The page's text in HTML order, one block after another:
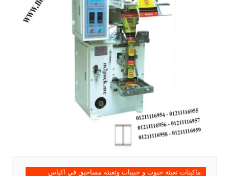
ماكينات تعبئة حبوب و حبيبات وتعبئة مساحيق في اكياس